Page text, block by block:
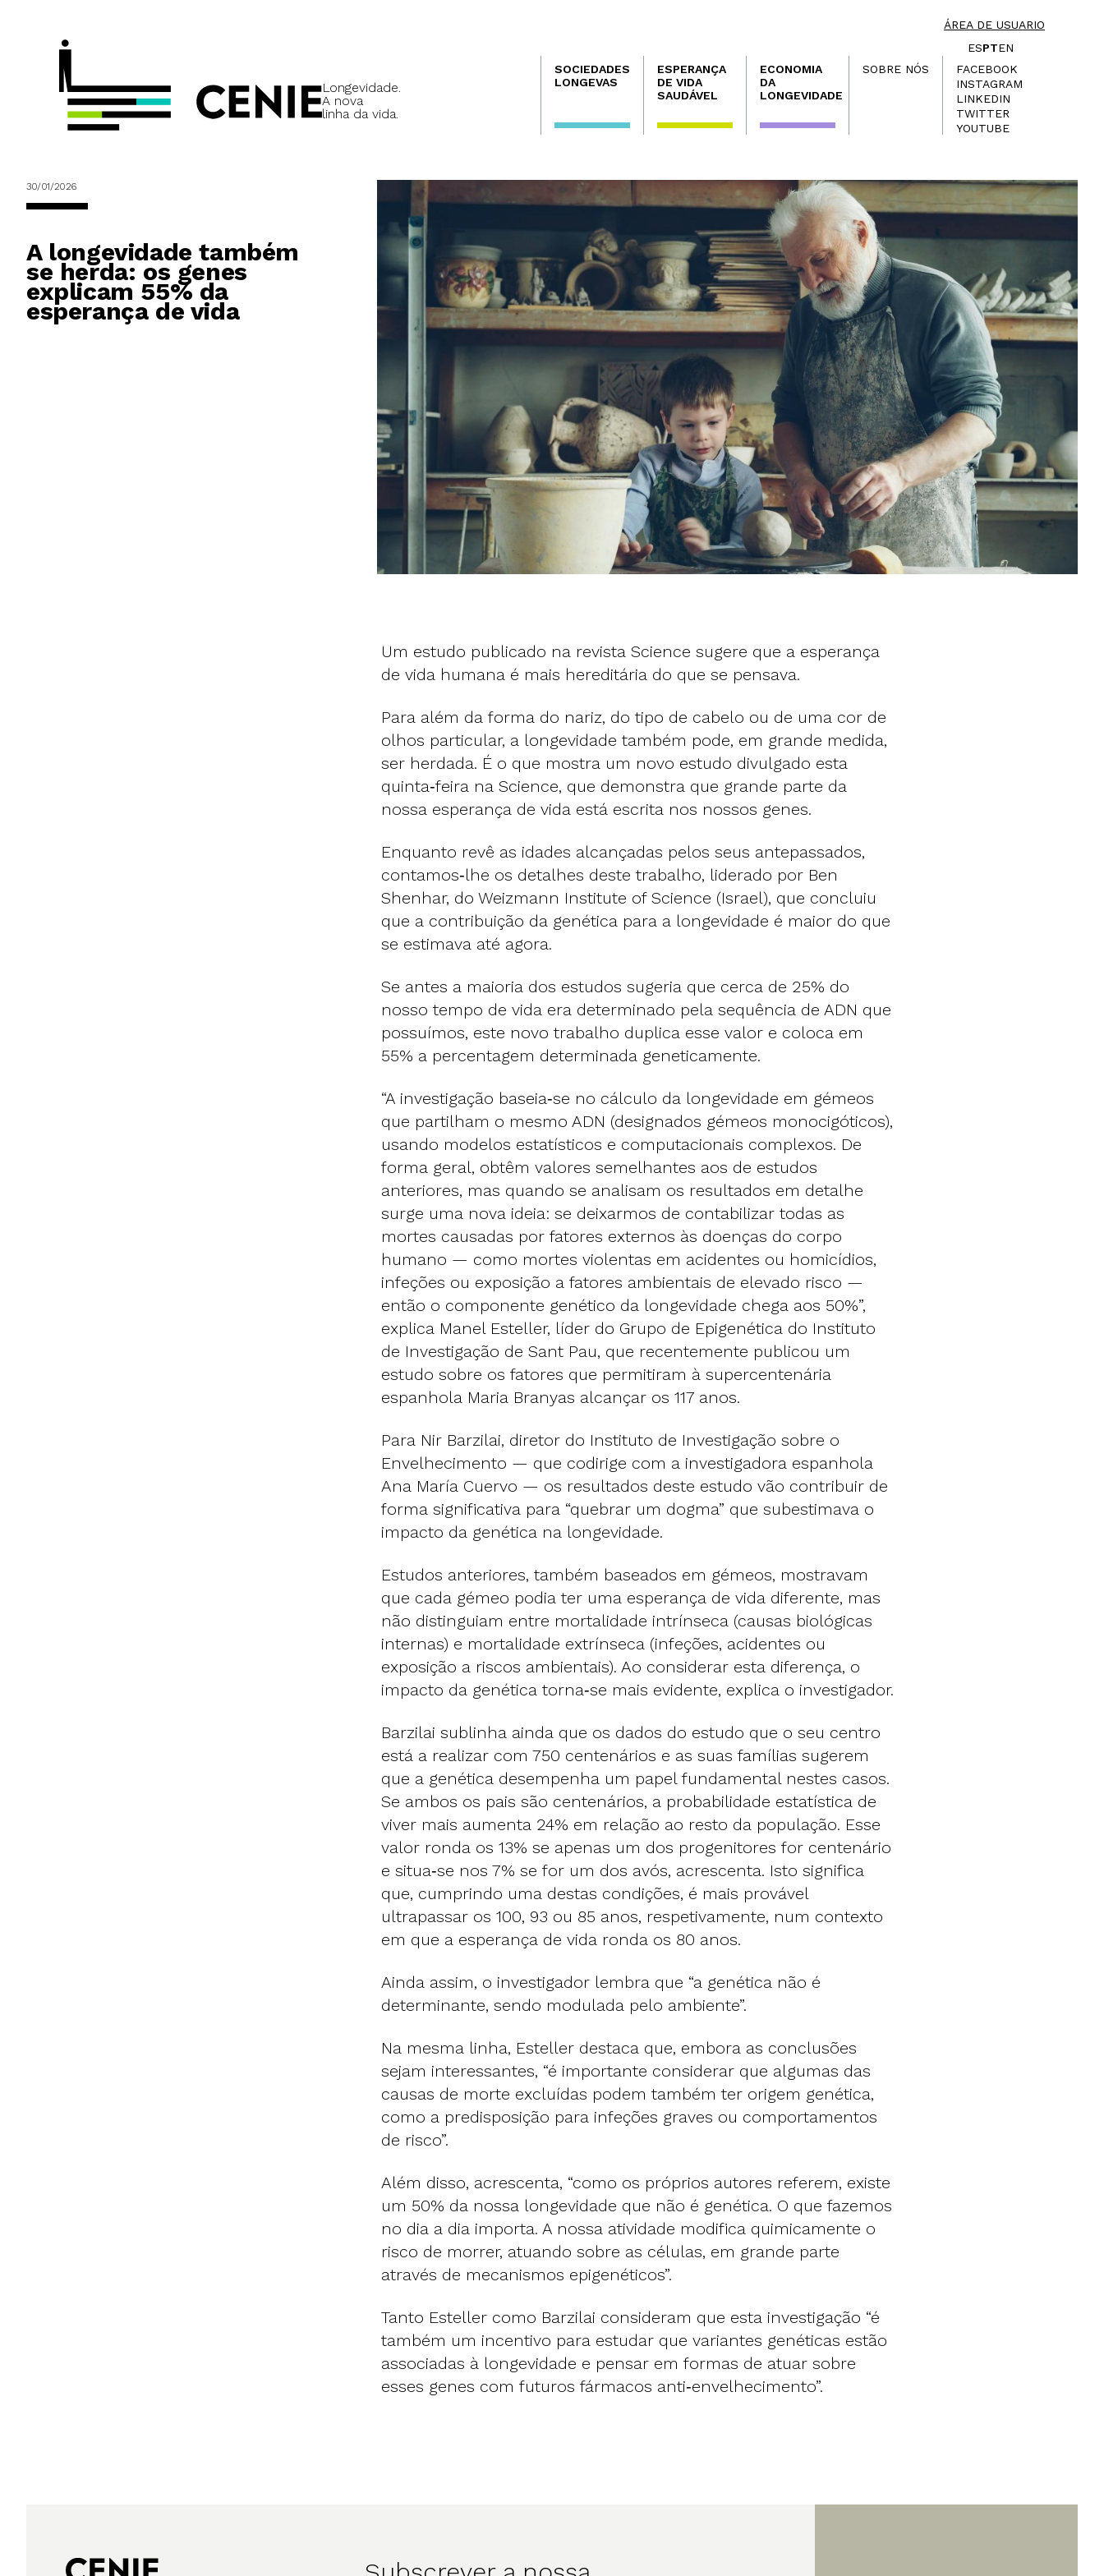
ÁREA DE USUARIO
Longevidade.
A nova
linha da vida.
ESPTEN
Navegación
principal
SOCIEDADES
LONGEVAS
ESPERANÇA
DE VIDA
SAUDÁVEL
ECONOMIA
DA
LONGEVIDADE
SOBRE NÓS
FACEBOOK
INSTAGRAM
LINKEDIN
TWITTER
YOUTUBE
30/01/2026
A longevidade também
se herda: os genes
explicam 55% da
esperança de vida
Um estudo publicado na revista Science sugere que a esperança
de vida humana é mais hereditária do que se pensava.
Para além da forma do nariz, do tipo de cabelo ou de uma cor de
olhos particular, a longevidade também pode, em grande medida,
ser herdada. É o que mostra um novo estudo divulgado esta
quinta‑feira na Science, que demonstra que grande parte da
nossa esperança de vida está escrita nos nossos genes.
Enquanto revê as idades alcançadas pelos seus antepassados,
contamos‑lhe os detalhes deste trabalho, liderado por Ben
Shenhar, do Weizmann Institute of Science (Israel), que concluiu
que a contribuição da genética para a longevidade é maior do que
se estimava até agora.
Se antes a maioria dos estudos sugeria que cerca de 25% do
nosso tempo de vida era determinado pela sequência de ADN que
possuímos, este novo trabalho duplica esse valor e coloca em
55% a percentagem determinada geneticamente.
“A investigação baseia‑se no cálculo da longevidade em gémeos
que partilham o mesmo ADN (designados gémeos monocigóticos),
usando modelos estatísticos e computacionais complexos. De
forma geral, obtêm valores semelhantes aos de estudos
anteriores, mas quando se analisam os resultados em detalhe
surge uma nova ideia: se deixarmos de contabilizar todas as
mortes causadas por fatores externos às doenças do corpo
humano — como mortes violentas em acidentes ou homicídios,
infeções ou exposição a fatores ambientais de elevado risco —
então o componente genético da longevidade chega aos 50%”,
explica Manel Esteller, líder do Grupo de Epigenética do Instituto
de Investigação de Sant Pau, que recentemente publicou um
estudo sobre os fatores que permitiram à supercentenária
espanhola Maria Branyas alcançar os 117 anos.
Para Nir Barzilai, diretor do Instituto de Investigação sobre o
Envelhecimento — que codirige com a investigadora espanhola
Ana María Cuervo — os resultados deste estudo vão contribuir de
forma significativa para “quebrar um dogma” que subestimava o
impacto da genética na longevidade.
Estudos anteriores, também baseados em gémeos, mostravam
que cada gémeo podia ter uma esperança de vida diferente, mas
não distinguiam entre mortalidade intrínseca (causas biológicas
internas) e mortalidade extrínseca (infeções, acidentes ou
exposição a riscos ambientais). Ao considerar esta diferença, o
impacto da genética torna‑se mais evidente, explica o investigador.
Barzilai sublinha ainda que os dados do estudo que o seu centro
está a realizar com 750 centenários e as suas famílias sugerem
que a genética desempenha um papel fundamental nestes casos.
Se ambos os pais são centenários, a probabilidade estatística de
viver mais aumenta 24% em relação ao resto da população. Esse
valor ronda os 13% se apenas um dos progenitores for centenário
e situa‑se nos 7% se for um dos avós, acrescenta. Isto significa
que, cumprindo uma destas condições, é mais provável
ultrapassar os 100, 93 ou 85 anos, respetivamente, num contexto
em que a esperança de vida ronda os 80 anos.
Ainda assim, o investigador lembra que “a genética não é
determinante, sendo modulada pelo ambiente”.
Na mesma linha, Esteller destaca que, embora as conclusões
sejam interessantes, “é importante considerar que algumas das
causas de morte excluídas podem também ter origem genética,
como a predisposição para infeções graves ou comportamentos
de risco”.
Além disso, acrescenta, “como os próprios autores referem, existe
um 50% da nossa longevidade que não é genética. O que fazemos
no dia a dia importa. A nossa atividade modifica quimicamente o
risco de morrer, atuando sobre as células, em grande parte
através de mecanismos epigenéticos”.
Tanto Esteller como Barzilai consideram que esta investigação “é
também um incentivo para estudar que variantes genéticas estão
associadas à longevidade e pensar em formas de atuar sobre
esses genes com futuros fármacos anti‑envelhecimento”.